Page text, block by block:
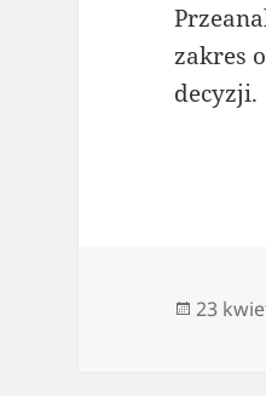
zakres
decyzji.
Data
23